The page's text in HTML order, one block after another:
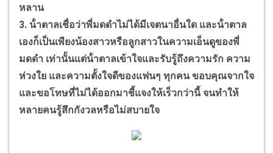
หลาน
3. น้ําตาลเชื่อว่าพี่มดดําไม่ได้มีเจตนาอื่นใด และน้ําตาล
เองก็เป็นเพียงน้องสาวหรือลูกสาวในความเอ็นดูของพี่
มดดํา เท่านั้นแต่น้ําตาลเข้าใจและรับรู้ถึงความรัก ความ
ห่วงใย และความตั้งใจดีของแฟนๆ ทุกคน ขอบคุณจากใจ
และขอโทษที่ไม่ได้ออกมาชี้แจงให้เร็วกว่านี้ จนทําให้
หลายคนรู้สึกกังวลหรือไม่สบายใจ